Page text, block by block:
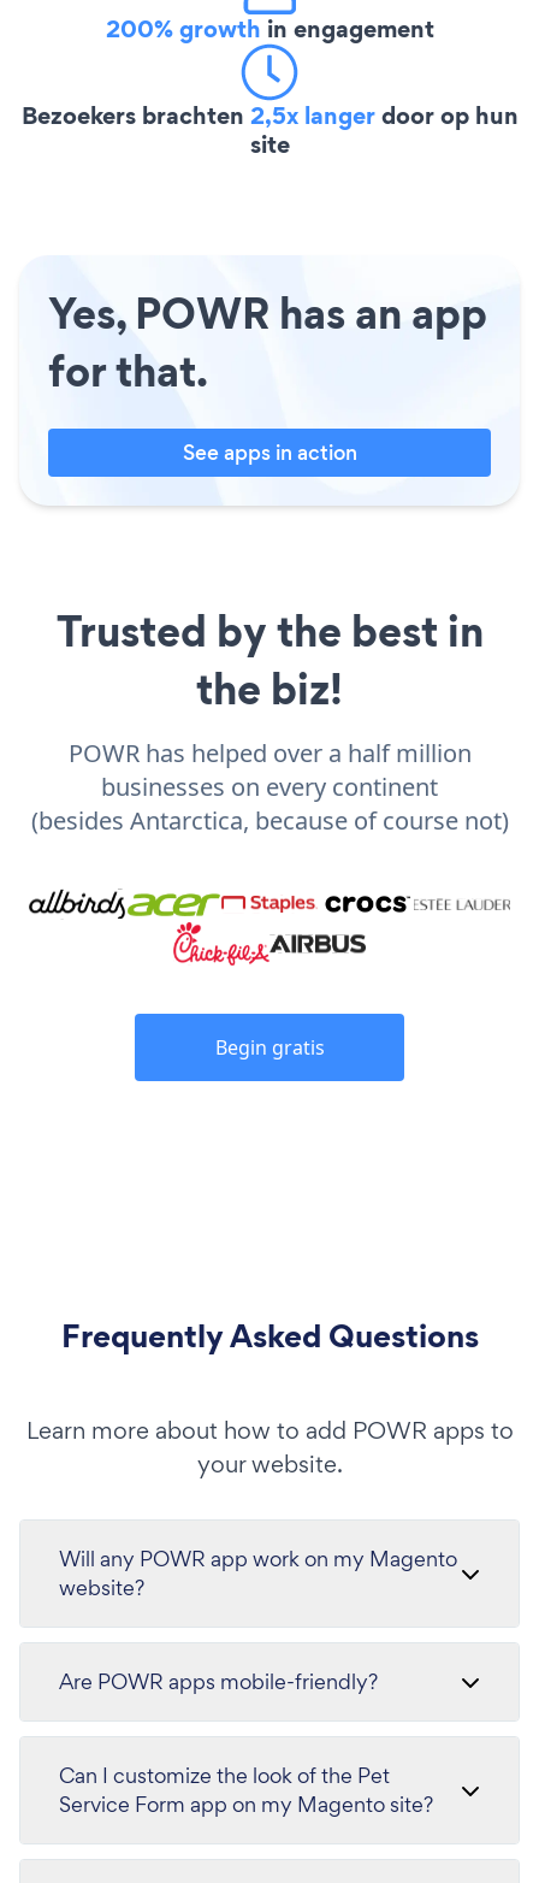
200% growth in engagement
Bezoekers brachten 2,5x langerdoor op hun
site
Yes, POWR has an app
for that.
See apps in action
Trusted by the best in
the biz!
POWR has helped over a half million
businesses on every continent
(besides Antarctica, because of course not)
Begin gratis
Frequently Asked Questions
Learn more about how to add POWR apps to
your website.
Will any POWR app work on my Magento
website?
Are POWR apps mobile-friendly?
Can I customize the look of the Pet
Service Form app on my Magento site?